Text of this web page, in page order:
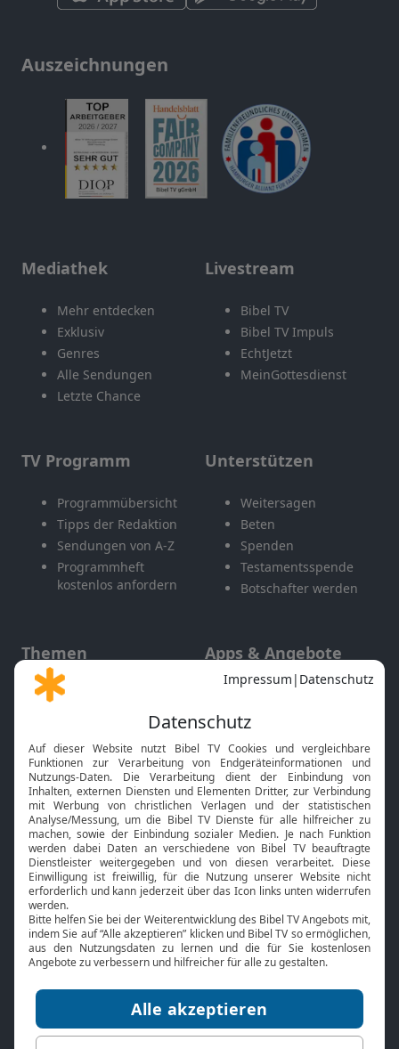
Auszeichnungen
Mediathek
Mehr entdecken
Exklusiv
Genres
Alle Sendungen
Letzte Chance
Livestream
Bibel TV
Bibel TV Impuls
EchtJetzt
MeinGottesdienst
TV Programm
Programmübersicht
Tipps der Redaktion
Sendungen von A-Z
Programmheft
kostenlos anfordern
Unterstützen
Weitersagen
Beten
Spenden
Testamentsspende
Botschafter werden
Themen
Gott und Bibel erklärt
Neuigkeiten
Apps & Angebote
Mobile App
Smart TV
HbbTV
Bibelthek Online-Bibel
Nächster Gottesdienst
Bibel TV
Über uns
Jobs
Mediadaten
Service
Kontakt
TV-Empfang